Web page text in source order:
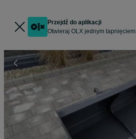
Przejdź do aplikacji
Otwieraj OLX jednym tapnięciem